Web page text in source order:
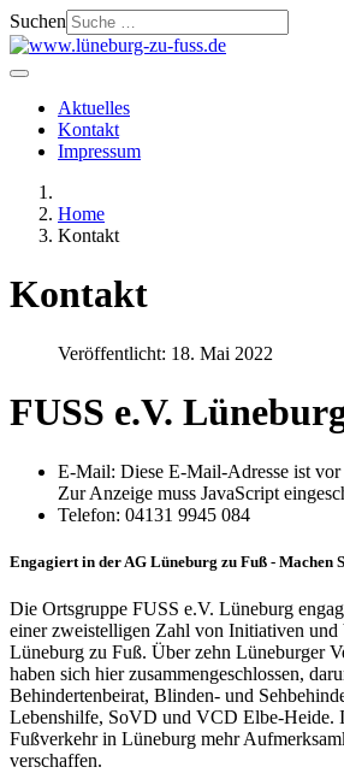
Suchen
Aktuelles
Kontakt
Impressum
Home
Kontakt
Kontakt
Veröffentlicht: 18. Mai 2022
FUSS e.V.
E-Mail: Diese E-Mail-Adresse ist vor
Zur Anzeige muss JavaScript
Telefon: 04131 9945 084
Engagiert in der AG Lüneburg zu Fuß - Machen
Die Ortsgruppe FUSS e.V. Lüneburg
einer zweistelligen Zahl von Initiativen und
Lüneburg zu Fuß. Über zehn Lüneburger
haben sich hier zusammengeschlossen,
Behindertenbeirat, Blinden- und
Lebenshilfe, SoVD und VCD Elbe-Heide.
Fußverkehr in Lüneburg mehr
verschaffen.